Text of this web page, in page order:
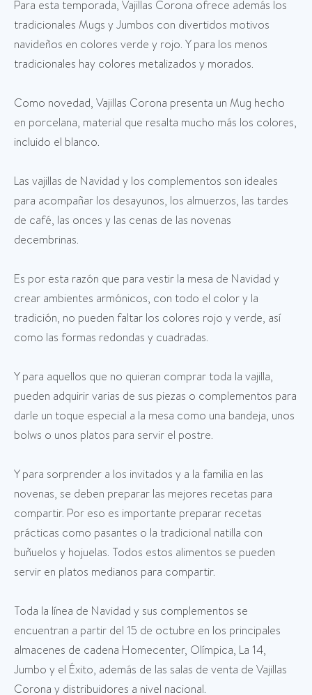
Para esta temporada, Vajillas Corona ofrece además los
tradicionales Mugs y Jumbos con divertidos motivos
navideños en colores verde y rojo. Y para los menos
tradicionales hay colores metalizados y morados.
Como novedad, Vajillas Corona presenta un Mug hecho
en porcelana, material que resalta mucho más los colores,
incluido el blanco.
Las vajillas de Navidad y los complementos son ideales
para acompañar los desayunos, los almuerzos, las tardes
de café, las onces y las cenas de las novenas
decembrinas.
Es por esta razón que para vestir la mesa de Navidad y
crear ambientes armónicos, con todo el color y la
tradición, no pueden faltar los colores rojo y verde, así
como las formas redondas y cuadradas.
Y para aquellos que no quieran comprar toda la vajilla,
pueden adquirir varias de sus piezas o complementos para
darle un toque especial a la mesa como una bandeja, unos
bolws o unos platos para servir el postre.
Y para sorprender a los invitados y a la familia en las
novenas, se deben preparar las mejores recetas para
compartir. Por eso es importante preparar recetas
prácticas como pasantes o la tradicional natilla con
buñuelos y hojuelas. Todos estos alimentos se pueden
servir en platos medianos para compartir.
Toda la línea de Navidad y sus complementos se
encuentran a partir del 15 de octubre en los principales
almacenes de cadena Homecenter, Olímpica, La 14,
Jumbo y el Éxito, además de las salas de venta de Vajillas
Corona y distribuidores a nivel nacional.